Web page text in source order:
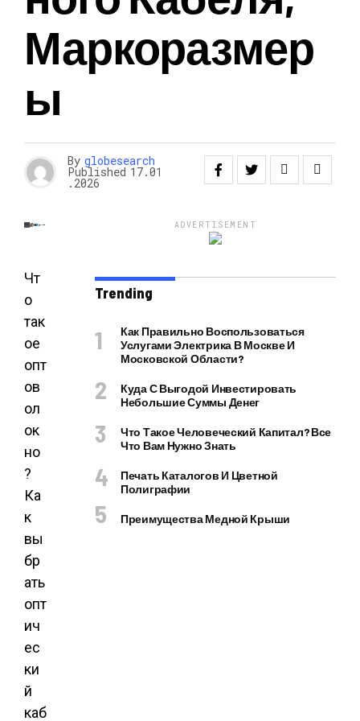
Маркоразмер
Ы
By globesearch
Published 17.01
.2026
Чт
о
так
ое
опт
ов
ол
ок
но
?
Ка
к
вы
бр
ать
опт
ич
ес
ки
й
каб
ADVERTISEMENT
Trending
Как Правильно Воспользоваться
Услугами Электрика В Москве И
Московской Области?
Куда С Выгодой Инвестировать
Небольшие Суммы Денег
Что Такое Человеческий Капитал? Все
Что Вам Нужно Знать
Печать Каталогов И Цветной
Полиграфии
Преимущества Медной Крыши